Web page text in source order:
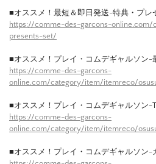
■オススメ！最短＆即日発送-特典・プレ
https://comme-des-garcons-
presents-set/
■オススメ！プレイ・コムデギャルソン-
https://comme-des-garcons-
online.com/category/item/itemreco/
■オススメ！プレイ・コムデギャルソン-
https://comme-des-garcons-
online.com/category/item/itemreco/
■オススメ！プレイ・コムデギャルソン